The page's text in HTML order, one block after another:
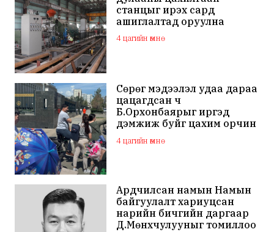
станцыг ирэх сард
ашиглалтад оруулна
4 цагийн өмнө
Сөрөг мэдээлэл удаа дараа
цацагдсан ч
Б.Орхонбаярыг иргэд
дэмжиж буйг цахим орчин
дахь сэтгэгдэл харууллаа
4 цагийн өмнө
Ардчилсан намын Намын
байгуулалт хариуцсан
нарийн бичгийн даргаар
Д.Мөнхчулууныг томиллоо